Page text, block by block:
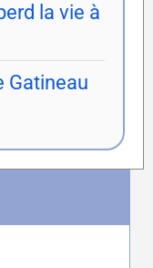
la vie à
Gatineau